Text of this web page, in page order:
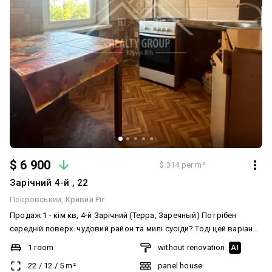
центр Sportfit, школа, дитячий садок, храм Різдва Присвятої
Богородиці. Один власник. Квартира вільна для заселення.
$ 6 900 $ 314 per m²
Зарічний 4-й , 22
Покровський Кривий Ріг
Продаж 1 - кім кв, 4-й Зарічний (Терра, Заречный) Потрібен
середній поверх. чудовий район та милі сусіди? Тоді цей варіант
точно для Вас) Прекрасна квартира в перспективному районі
Кривого Рогу, на м-н 4-й Зарічний, Покровський район на
шостому поверсі девятиповерхового будинку. Поруч
1 room
22 / 12 / 5 m²
without renovation AI
panel house